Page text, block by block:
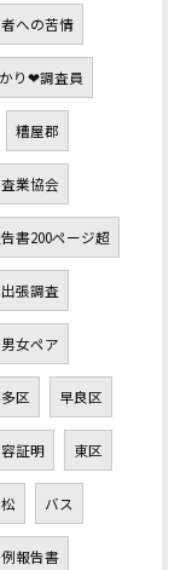
への苦情
り❤調査員
糟屋郡
業協会
書200ページ超
出張調査
男女ペア
区 早良区
証明 東区
バス
報告書